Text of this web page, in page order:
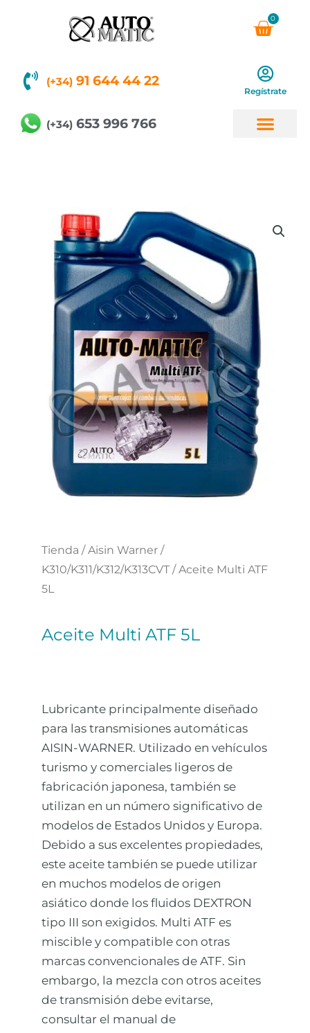
0
(+34) 91 644 44 22
Regístrate
(+34) 653 996 766
Tienda /Aisin Warner /
K310/K311/K312/K313CVT / Aceite Multi ATF
5L
Aceite Multi ATF 5L
Lubricante principalmente diseñado
para las transmisiones automáticas
AISIN-WARNER. Utilizado en vehículos
turismo y comerciales ligeros de
fabricación japonesa, también se
utilizan en un número significativo de
modelos de Estados Unidos y Europa.
Debido a sus excelentes propiedades,
este aceite también se puede utilizar
en muchos modelos de origen
asiático donde los fluidos DEXTRON
tipo III son exigidos. Multi ATF es
miscible y compatible con otras
marcas convencionales de ATF. Sin
embargo, la mezcla con otros aceites
de transmisión debe evitarse,
consultar el manual de